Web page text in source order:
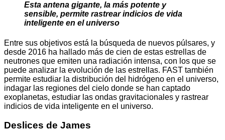
Esta antena gigante, la más potente y
sensible, permite rastrear indicios de vida
inteligente en el universo
Entre sus objetivos está la búsqueda de nuevos púlsares, y
desde 2016 ha hallado más de cien de estas estrellas de
neutrones que emiten una radiación intensa, con los que se
puede analizar la evolución de las estrellas. FAST también
permite estudiar la distribución del hidrógeno en el universo,
indagar las regiones del cielo donde se han captado
exoplanetas, estudiar las ondas gravitacionales y rastrear
indicios de vida inteligente en el universo.
Deslices de James